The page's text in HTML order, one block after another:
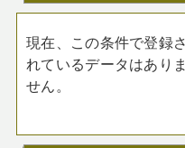
現在、この条件で登録さ
れているデータはありま
せん。